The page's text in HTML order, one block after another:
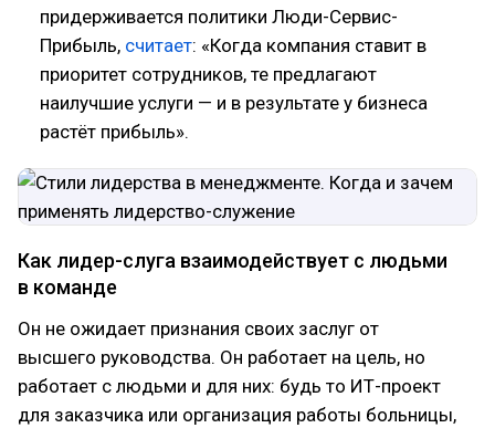
придерживается политики Люди-Сервис-
Прибыль, считает: «Когда компания ставит в
приоритет сотрудников, те предлагают
наилучшие услуги — и в результате у бизнеса
растёт прибыль».
Как лидер-слуга взаимодействует с людьми
в команде
Он не ожидает признания своих заслуг от
высшего руководства. Он работает на цель, но
работает с людьми и для них: будь то ИТ-проект
для заказчика или организация работы больницы,